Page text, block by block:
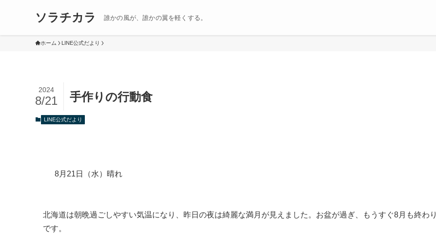
ソラチカラ 誰かの風が、誰かの翼を軽くする。
ホーム LINE公式だより
手作りの行動食
2024
8/21
LINE公式だより
8月21日（水）晴れ
北海道は朝晩過ごしやすい気温になり、昨日の夜は綺麗な満月が見えました。お盆が過ぎ、もうすぐ8月も終わり
です。